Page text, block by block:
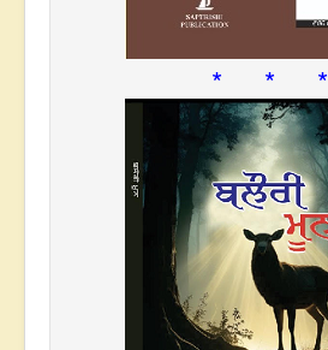
* * *